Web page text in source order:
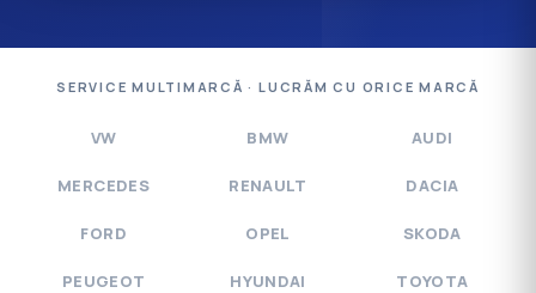
SERVICE MULTIMARCĂ · LUCRĂM CU ORICE MARCĂ
VW BMW AUDI
MERCEDES RENAULT DACIA
FORD OPEL SKODA
PEUGEOT HYUNDAI TOYOTA